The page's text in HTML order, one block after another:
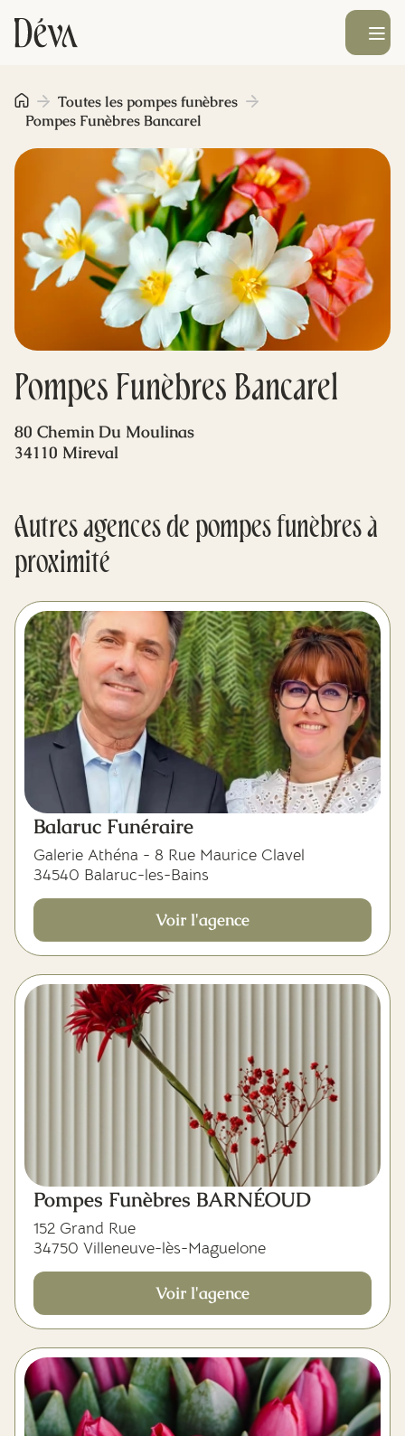
Obsèques
Prévoyance
Monument funéraire
Livraison de fleurs
Blog
Ouvrir le
Pompes Funèbres Bancarel
Toutes les pompes funèbres
Pompes Funèbres Bancarel
80 Chemin Du Moulinas
34110 Mireval
Autres agences de pompes funèbres à
proximité
Balaruc Funéraire
Galerie Athéna - 8 Rue Maurice Clavel
34540 Balaruc-les-Bains
Voir l'agence
Pompes Funèbres BARNÉOUD
152 Grand Rue
34750 Villeneuve-lès-Maguelone
Voir l'agence